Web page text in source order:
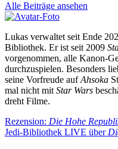
Alle Beiträge ansehen
Lukas verwaltet seit Ende
Bibliothek. Er ist seit 2009
vorgenommen, alle Kanon-
durchzuspielen. Besonders
seine Vorfreude aufAhsoka
mal nicht mit Star Wars
dreht Filme.
Vorheriger
Beitrag:
Rezension: Die Hohe
Nächster
Jedi-Bibliothek LIVE über